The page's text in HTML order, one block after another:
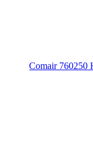
Comair 760250